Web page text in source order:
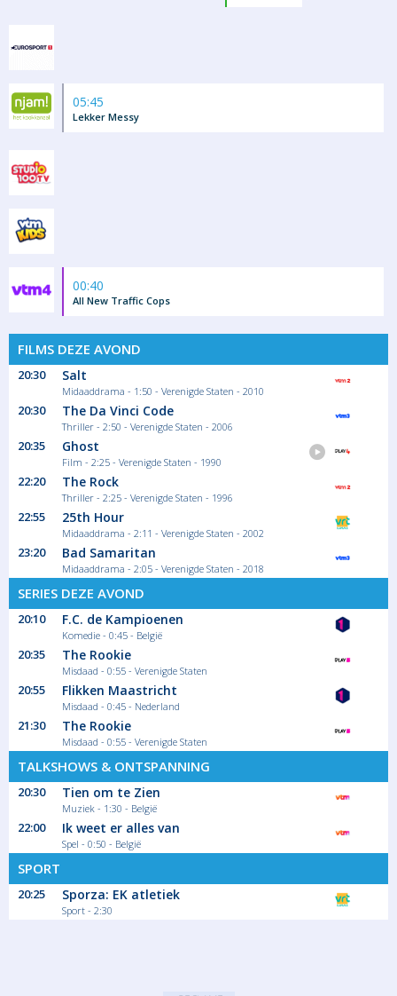
05:45
Lekker Messy
00:40
All New Traffic Cops
FILMS DEZE AVOND
20:30 Salt
Midaaddrama - 1:50 - Verenigde Staten - 2010
20:30 The Da Vinci Code
Thriller - 2:50 - Verenigde Staten - 2006
20:35 Ghost
Film - 2:25 - Verenigde Staten - 1990
22:20 The Rock
Thriller - 2:25 - Verenigde Staten - 1996
22:55 25th Hour
Midaaddrama - 2:11 - Verenigde Staten - 2002
23:20 Bad Samaritan
Midaaddrama - 2:05 - Verenigde Staten - 2018
SERIES DEZE AVOND
20:10 F.C. de Kampioenen
Komedie - 0:45 - België
20:35 The Rookie
Misdaad - 0:55 - Verenigde Staten
20:55 Flikken Maastricht
Misdaad - 0:45 - Nederland
21:30 The Rookie
Misdaad - 0:55 - Verenigde Staten
TALKSHOWS & ONTSPANNING
20:30 Tien om te Zien
Muziek - 1:30 - België
22:00 Ik weet er alles van
Spel - 0:50 - België
SPORT
20:25 Sporza: EK atletiek
Sport - 2:30